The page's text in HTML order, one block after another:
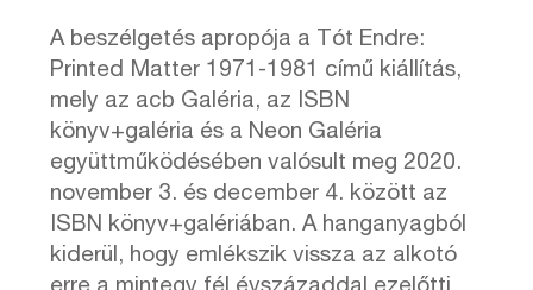
A beszélgetés apropója a Tót Endre:
Printed Matter 1971-1981 című kiállítás,
mely az acb Galéria, az ISBN
könyv+galéria és a Neon Galéria
együttműködésében valósult meg 2020.
november 3. és december 4. között az
ISBN könyv+galériában. A hanganyagból
kiderül, hogy emlékszik vissza az alkotó